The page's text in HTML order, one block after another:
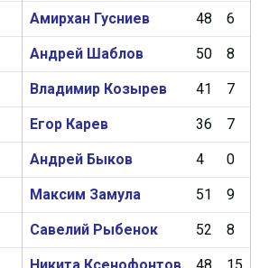
Амирхан Гусниев 48 6
Андрей Шаблов 50 8
Владимир Козырев 41 7
Егор Карев 36 7
Андрей Быков 4 0
Максим Замула 51 9
Савелий Рыбенок 52 8